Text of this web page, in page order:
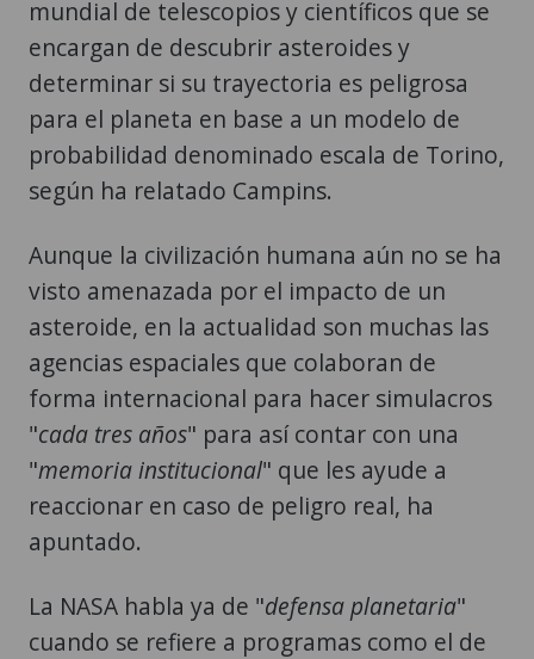
mundial de telescopios y científicos que se
encargan de descubrir asteroides y
determinar si su trayectoria es peligrosa
para el planeta en base a un modelo de
probabilidad denominado escala de Torino,
según ha relatado Campins.
Aunque la civilización humana aún no se ha
visto amenazada por el impacto de un
asteroide, en la actualidad son muchas las
agencias espaciales que colaboran de
forma internacional para hacer simulacros
"cada tres años" para así contar con una
"memoria institucional" que les ayude a
reaccionar en caso de peligro real, ha
apuntado.
La NASA habla ya de "defensa planetaria"
cuando se refiere a programas como el de